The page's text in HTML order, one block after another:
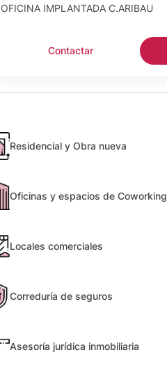
OFICINA IMPLANTADA C.ARIBAU
Contactar
Residencial y Obra nueva
Oficinas y espacios de Coworking
Locales comerciales
Correduría de seguros
Asesoría jurídica inmobiliaria